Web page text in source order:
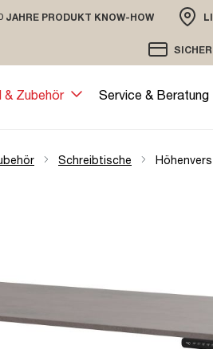
JAHRE PRODUKT KNOW-HOW
MÖBELBAU MIT TRADITION
Zubehör Service & Beratung
Schreibtische